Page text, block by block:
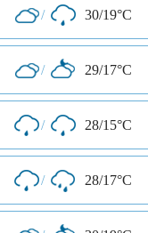
/ 30/19°C
/ 29/17°C
/ 28/15°C
/ 28/17°C